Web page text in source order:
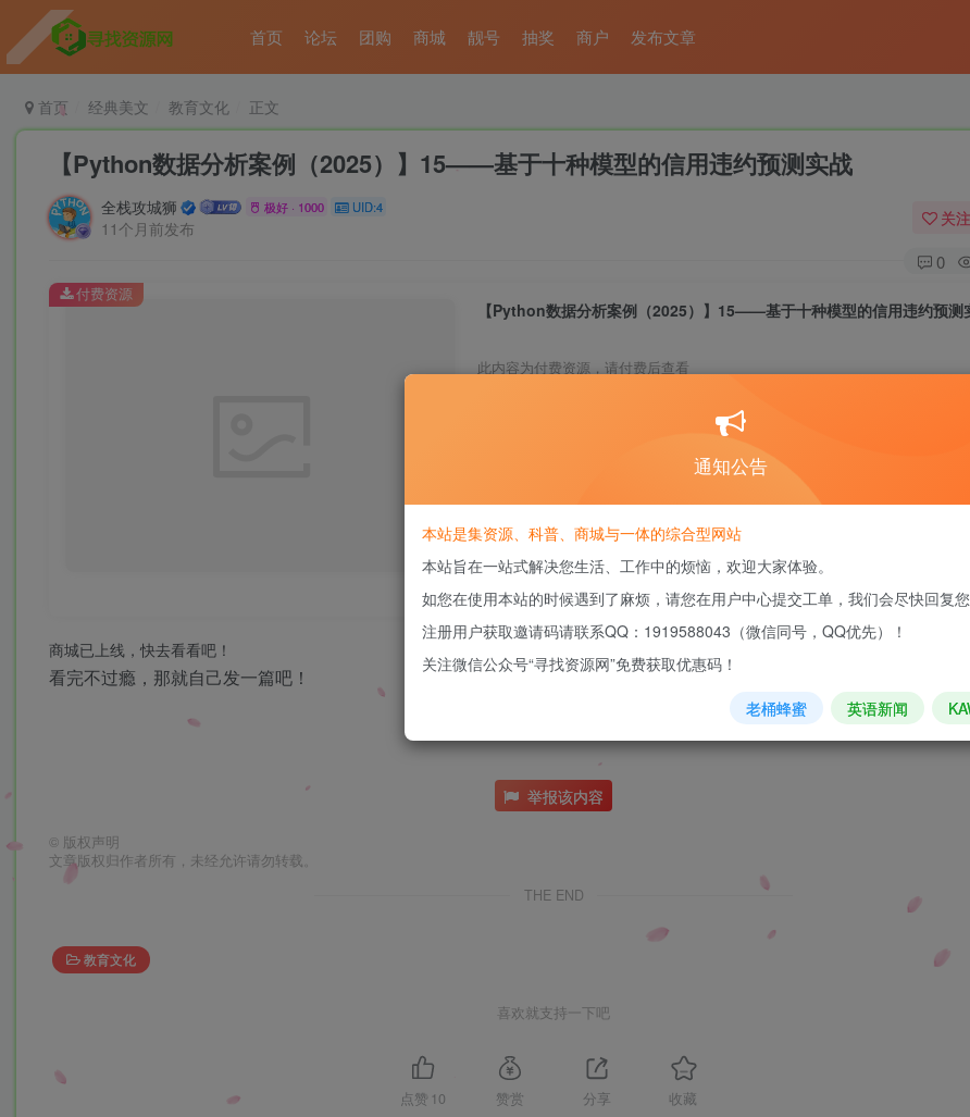
首页 论坛 团购 商城 靓号 抽奖 商户 发布文章
首页 经典美文 教育文化 正文
【Python数据分析案例（2025）】15——基于十种模型的信用违约预测实战
全栈攻城狮 极好 · 1000 UID:4
11个月前发布 关注
0
【Python数据分析案例（2025）】15——基于十种模型的信用违约预测
此内容为付费资源，请付费后查看
您当前未登录！建议登陆后购买，可保
seekresource@163.com
1919588043 QQ1919588043 寻找资源网 微信小
付费资源
商城已上线，快去看看吧！
看完不过瘾，那就自己发一篇吧！
举报该内容
© 版权声明
文章版权归作者所有，未经允许请勿转载。
THE END
教育文化
喜欢就支持一下吧
点赞 10 赞赏 分享 收藏
通知公告
本站是集资源、科普、商城与一体的综合型网站
本站旨在一站式解决您生活、工作中的烦恼，欢迎大家体验。
如您在使用本站的时候遇到了麻烦，请您在用户中心提交工单，我们会尽快回复您
注册用户获取邀请码请联系QQ：1919588043（微信同号，QQ优先）！
关注微信公众号“寻找资源网”免费获取优惠码！
老桶蜂蜜 英语新闻